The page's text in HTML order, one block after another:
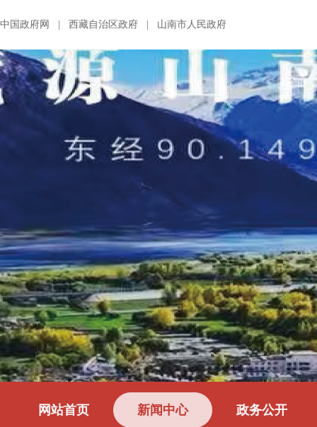
中国政府网 西藏自治区政府 山南市人民政府
网站首页 新闻中心 政务公开